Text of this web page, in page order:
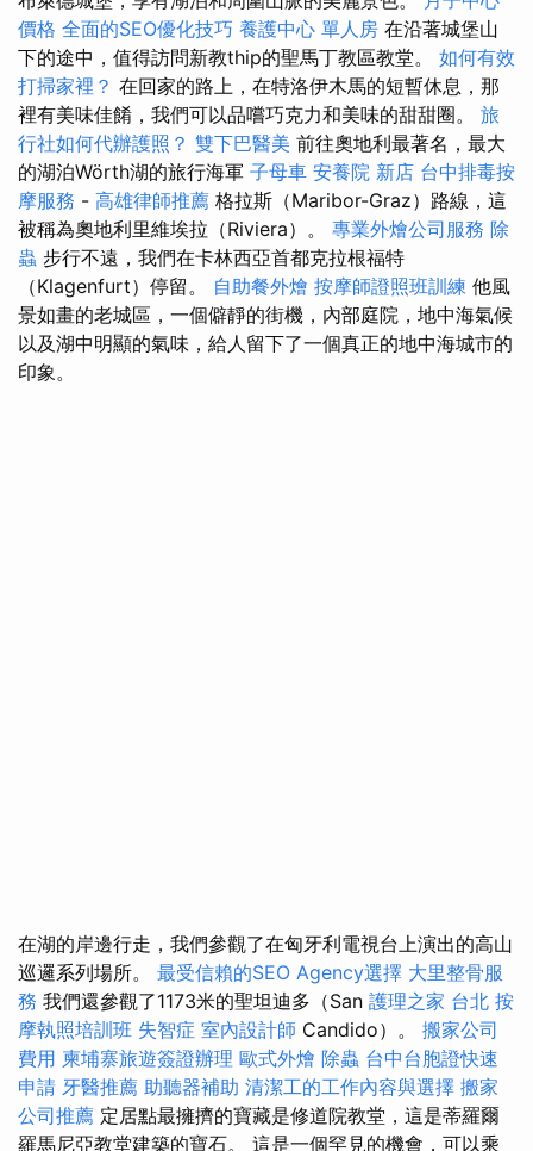
價格 全面的SEO優化技巧 養護中心 單人房 在沿著城堡山
下的途中，值得訪問新教thip的聖馬丁教區教堂。 如何有效
打掃家裡？ 在回家的路上，在特洛伊木馬的短暫休息，那
裡有美味佳餚，我們可以品嚐巧克力和美味的甜甜圈。 旅
行社如何代辦護照？ 雙下巴醫美 前往奧地利最著名，最大
的湖泊Wörth湖的旅行海軍 子母車 安養院 新店 台中排毒按
摩服務 - 高雄律師推薦 格拉斯（Maribor-Graz）路線，這
被稱為奧地利里維埃拉（Riviera）。 專業外燴公司服務 除
蟲 步行不遠，我們在卡林西亞首都克拉根福特
（Klagenfurt）停留。 自助餐外燴 按摩師證照班訓練 他風
景如畫的老城區，一個僻靜的街機，內部庭院，地中海氣候
以及湖中明顯的氣味，給人留下了一個真正的地中海城市的
印象。
在湖的岸邊行走，我們參觀了在匈牙利電視台上演出的高山
巡邏系列場所。 最受信賴的SEO Agency選擇 大里整骨服
務 我們還參觀了1173米的聖坦迪多（San 護理之家 台北 按
摩執照培訓班 失智症 室內設計師 Candido）。 搬家公司
費用 柬埔寨旅遊簽證辦理 歐式外燴 除蟲 台中台胞證快速
申請 牙醫推薦 助聽器補助 清潔工的工作內容與選擇 搬家
公司推薦 定居點最擁擠的寶藏是修道院教堂，這是蒂羅爾
羅馬尼亞教堂建築的寶石。 這是一個罕見的機會，可以乘